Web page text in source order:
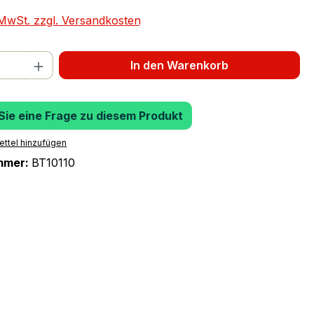
zzgl. Versandkosten
Gib den gewünschten Wert
In den Warenkorb
eine Frage zu diesem Produkt
hinzufügen
BT10110